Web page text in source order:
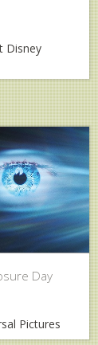
Disney
Day
Pictures